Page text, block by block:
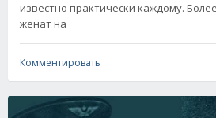
известно практически каждому.
женат на
Комментировать